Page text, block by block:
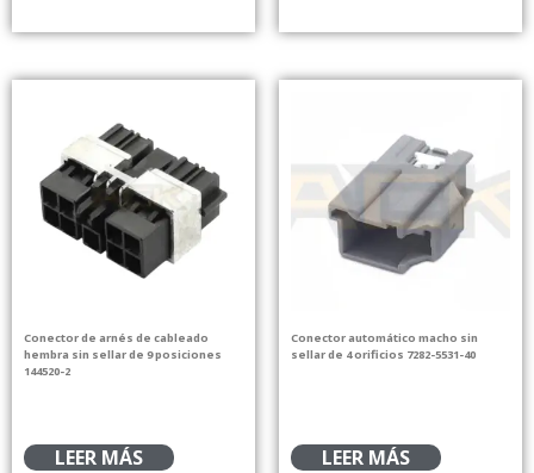
Conector de arnés de cableado
hembra sin sellar de 9 posiciones
144520-2
LEER MÁS
Conector automático macho sin
sellar de 4 orificios 7282-5531-40
LEER MÁS